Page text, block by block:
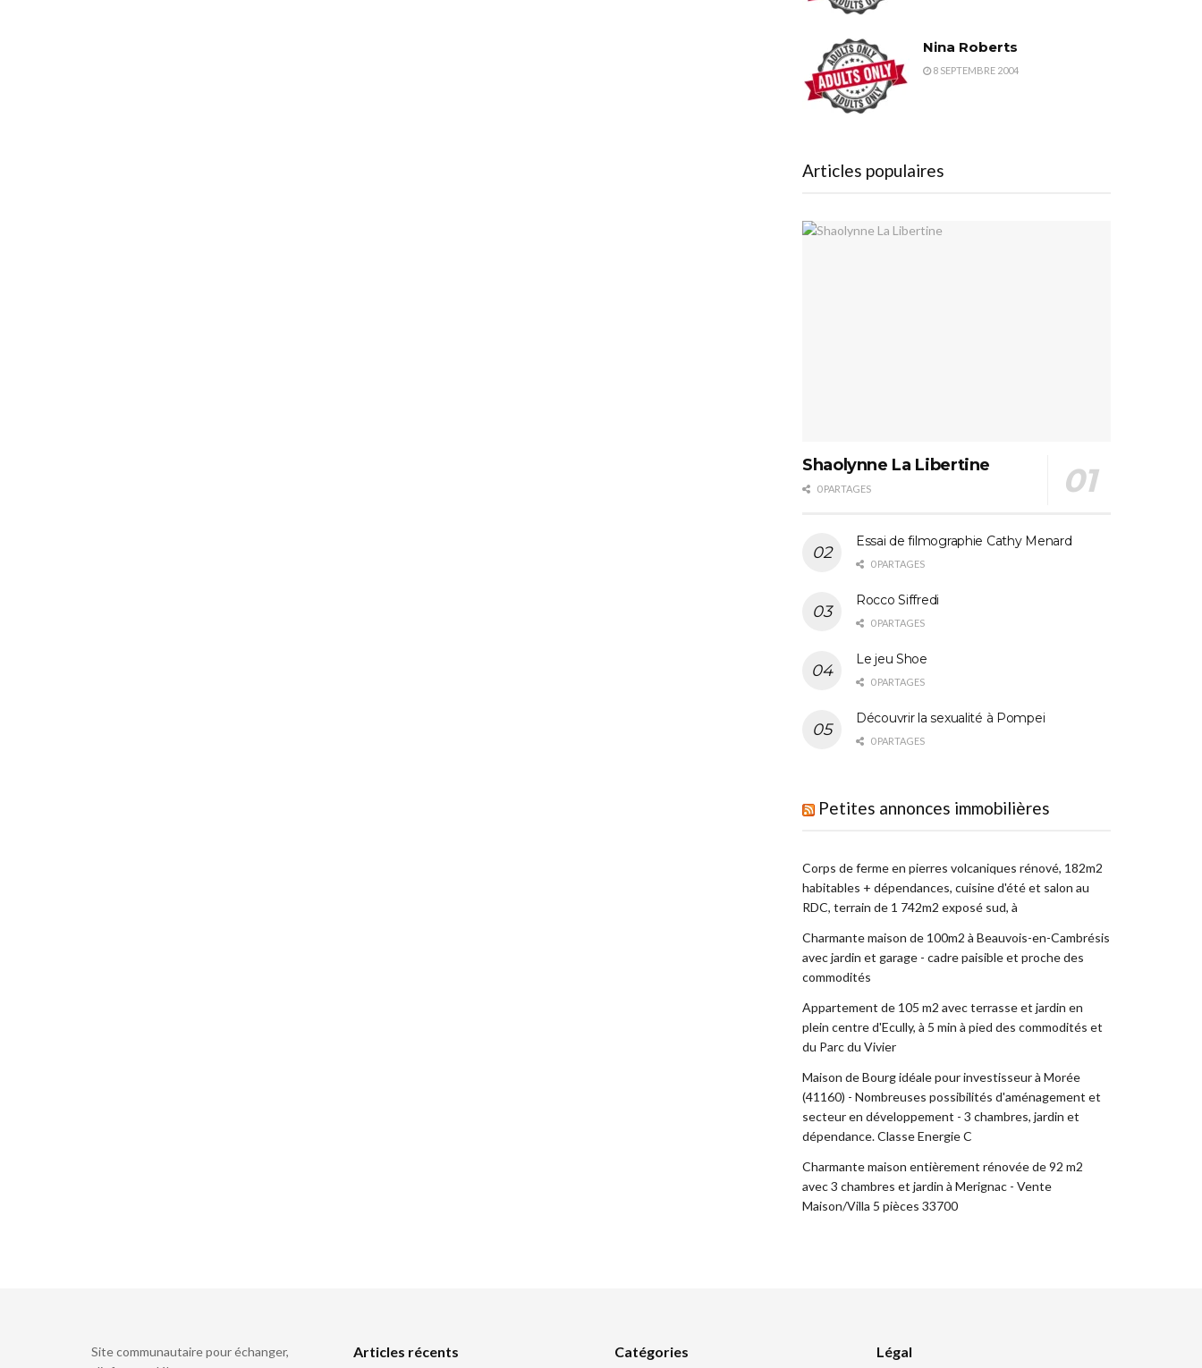
Nina Roberts
8 SEPTEMBRE 2004
Articles populaires
Shaolynne La Libertine
0 PARTAGES
Essai de filmographie Cathy Menard
0 PARTAGES
Rocco Siffredi
0 PARTAGES
Le jeu Shoe
0 PARTAGES
Découvrir la sexualité à Pompei
0 PARTAGES
Petites annonces immobilières
Corps de ferme en pierres volcaniques rénové, 182m2
habitables + dépendances, cuisine d'été et salon au
RDC, terrain de 1 742m2 exposé sud, à
Charmante maison de 100m2 à Beauvois-en-Cambrésis
avec jardin et garage - cadre paisible et proche des
commodités
Appartement de 105 m2 avec terrasse et jardin en
plein centre d'Ecully, à 5 min à pied des commodités et
du Parc du Vivier
Maison de Bourg idéale pour investisseur à Morée
(41160) - Nombreuses possibilités d'aménagement et
secteur en développement - 3 chambres, jardin et
dépendance. Classe Energie C
Charmante maison entièrement rénovée de 92 m2
avec 3 chambres et jardin à Merignac - Vente
Maison/Villa 5 pièces 33700
Site communautaire pour échanger,
Articles récents Catégories Légal